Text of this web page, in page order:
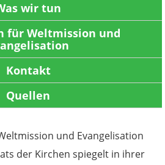
wir tun
für Weltmission und
Kontakt
Quellen
und Evangelisation
der Kirchen spiegelt in ihrer